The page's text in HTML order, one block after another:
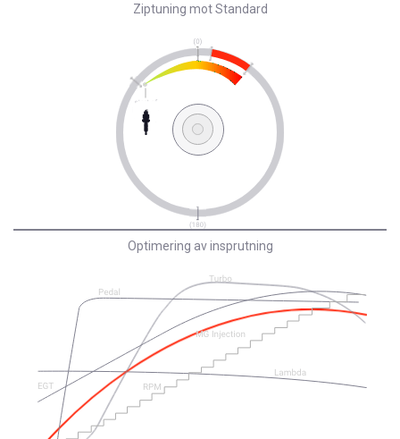
Ziptuning mot Standard
Optimering av insprutning